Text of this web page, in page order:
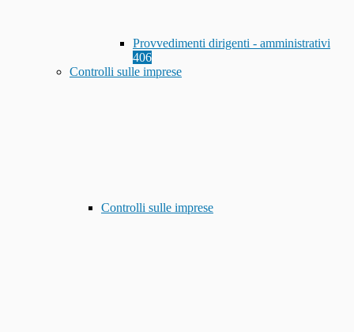
Provvedimenti dirigenti - amministrativi
406
Controlli sulle imprese
Controlli sulle imprese